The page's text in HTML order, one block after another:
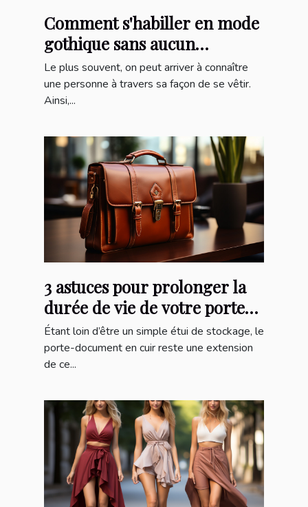
Comment s'habiller en mode
gothique sans aucun
protocole ?
Le plus souvent, on peut arriver à connaître
une personne à travers sa façon de se vêtir.
Ainsi,...
3 astuces pour prolonger la
durée de vie de votre porte-
document
Étant loin d’être un simple étui de stockage, le
porte-document en cuir reste une extension
de ce...